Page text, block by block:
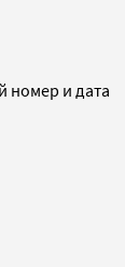
номер и дата